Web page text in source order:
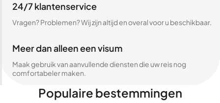
24/7 klantenservice
Vragen? Problemen? Wij zijn altijd en overal voor u beschikbaar.
Meer dan alleen een visum
Maak gebruik van aanvullende diensten die uw reis nog
comfortabeler maken.
Populaire bestemmingen